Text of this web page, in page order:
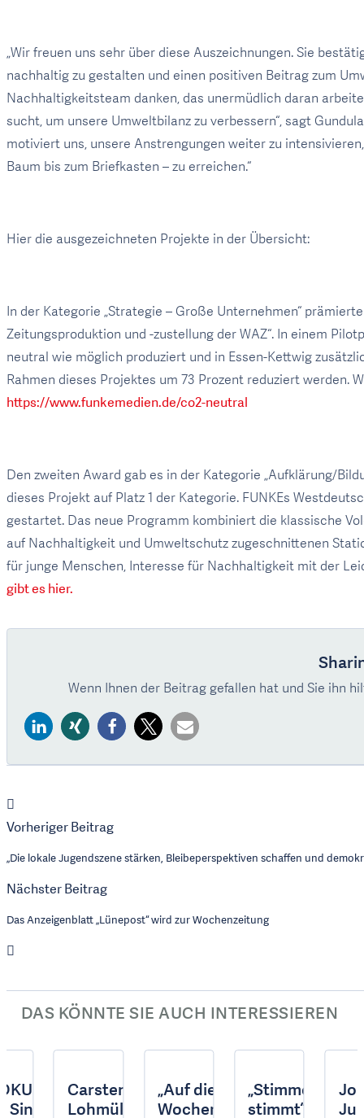
„Wir freuen uns sehr über diese Auszeichnungen. Sie
nachhaltig zu gestalten und einen positiven Beitrag zum
Nachhaltigkeitsteam danken, das unermüdlich daran
sucht, um unsere Umweltbilanz zu verbessern“, sagt
motiviert uns, unsere Anstrengungen weiter zu
Baum bis zum Briefkasten – zu erreichen.“
Hier die ausgezeichneten Projekte in der Übersicht:
In der Kategorie „Strategie – Große Unternehmen“
Zeitungsproduktion und -zustellung der WAZ“. In einem
neutral wie möglich produziert und in Essen-Kettwig
Rahmen dieses Projektes um 73 Prozent reduziert werden.
https://www.funkemedien.de/co2-neutral
Den zweiten Award gab es in der Kategorie „Aufklärung/
dieses Projekt auf Platz 1 der Kategorie. FUNKEs
gestartet. Das neue Programm kombiniert die klassische
auf Nachhaltigkeit und Umweltschutz zugeschnittenen
für junge Menschen, Interesse für Nachhaltigkeit mit der
gibt es hier.
Wenn Ihnen der Beitrag gefallen hat und Sie ihn
Vorheriger Beitrag
„Die lokale Jugendszene stärken, Bleibeperspektiven schaffen und
Nächster Beitrag
Das Anzeigenblatt „Lünepost“ wird zur Wochenzeitung
DAS KÖNNTE SIE AUCH INTERESSIEREN
Singener
Carsten
Lohmüller
„Auf die
Wochenanzeiger
„Stimme
stimmt“: